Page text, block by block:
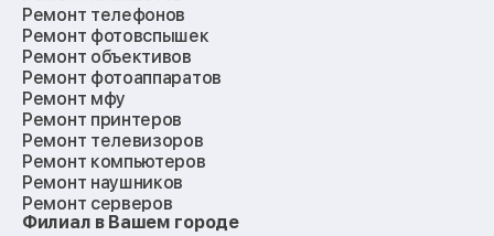
Ремонт телефонов
Ремонт фотовспышек
Ремонт объективов
Ремонт фотоаппаратов
Ремонт мфу
Ремонт принтеров
Ремонт телевизоров
Ремонт компьютеров
Ремонт наушников
Ремонт серверов
Ремонт мониторов
Филиал в Вашем городе